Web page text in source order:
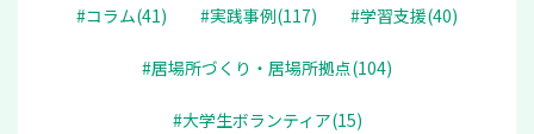
#コラム(41) #実践事例(117) #学習支援(40)
#居場所づくり・居場所拠点(104)
#大学生ボランティア(15)